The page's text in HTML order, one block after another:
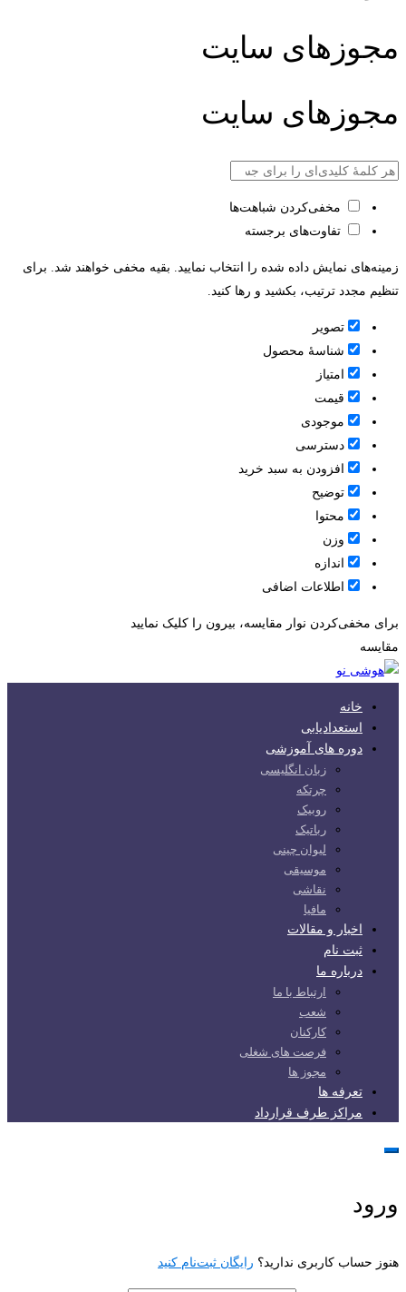
مجوزهای سایت
مجوزهای سایت
مخفی‌کردن شباهت‌ها
تفاوت‌های برجسته
زمینه‌های نمایش داده شده را انتخاب نمایید. بقیه مخفی خواهند شد. برای
تنظیم مجدد ترتیب، بکشید و رها کنید.
تصویر
شناسۀ محصول
امتیاز
قيمت
موجودی
دسترسی
افزودن به سبد خرید
توضیح
محتوا
وزن
اندازه
اطلاعات اضافی
برای مخفی‌کردن نوار مقایسه، بیرون را کلیک نمایید
مقایسه
خانه
استعدادیابی
دوره های آموزشی
زبان انگلیسی
چرتکه
روبیک
رباتیک
لیوان چینی
موسیقی
نقاشی
مافیا
اخبار و مقالات
ثبت نام
درباره ما
ارتباط با ما
شعب
کارکنان
فرصت های شغلی
مجوز ها
تعرفه ها
مراکز طرف قرارداد
ورود
هنوز حساب کاربری ندارید؟ رایگان ثبت‌نام کنید